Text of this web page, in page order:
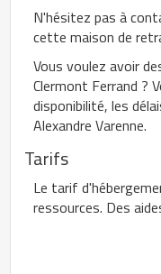
N'hésitez pas à
cette maison de
Vous voulez avoir
Clermont Ferrand ?
disponibilité, les
Alexandre Varenne.
Tarifs
Le tarif
ressources. Des